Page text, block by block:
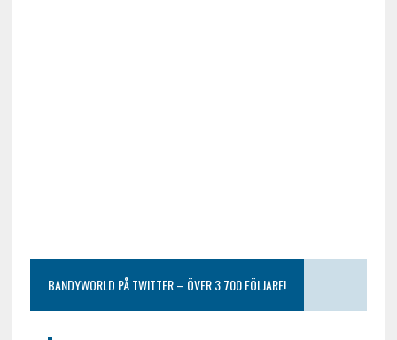
BANDYWORLD PÅ TWITTER – ÖVER 3 700 FÖLJARE!